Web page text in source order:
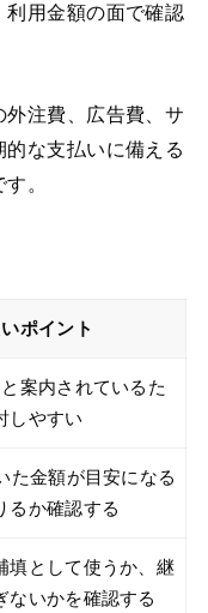
利用金額の面で確認
注費、広告費、サ
な支払いに備える
。
ポイント
案内されているた
しやすい
た金額が目安になる
るか確認する
填として使うか、継
ないかを確認する